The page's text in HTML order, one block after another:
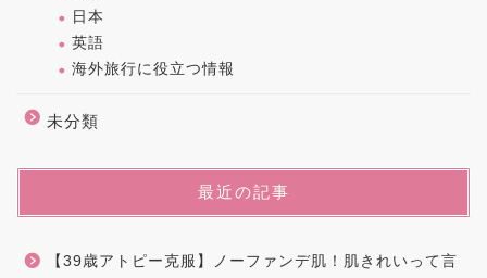
日本
英語
海外旅行に役立つ情報
未分類
最近の記事
【39歳アトピー克服】ノーファンデ肌！肌きれいって言